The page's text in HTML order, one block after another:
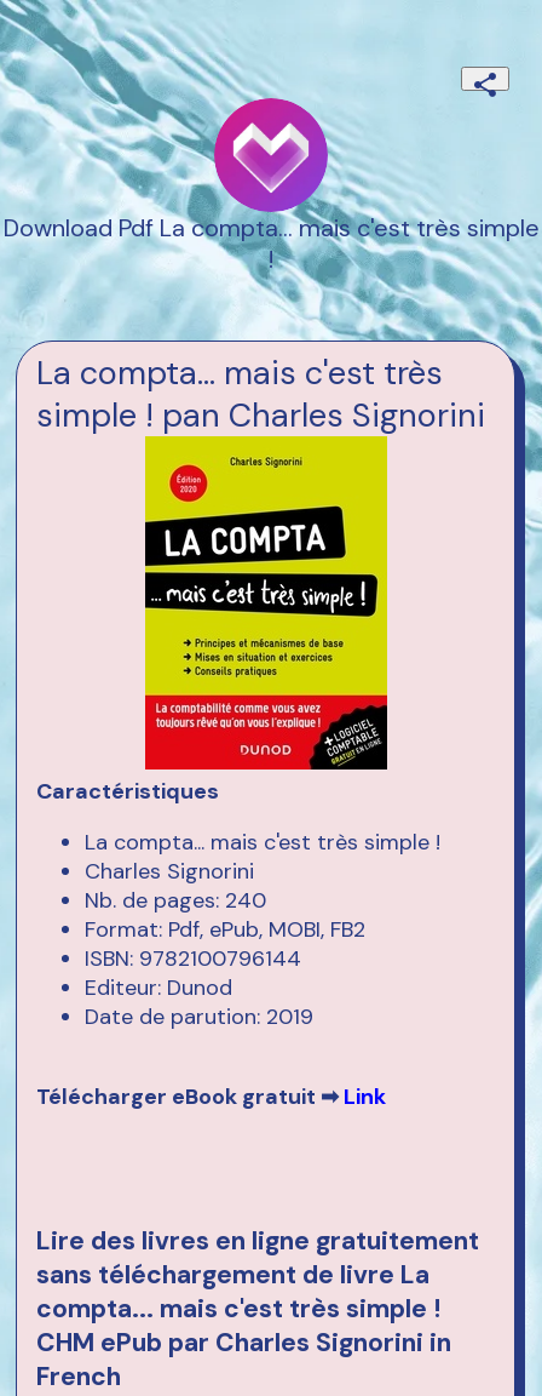
Download Pdf La compta... mais c'est très simple
!
La compta... mais c'est très
simple ! pan Charles Signorini
Caractéristiques
La compta... mais c'est très simple !
Charles Signorini
Nb. de pages: 240
Format: Pdf, ePub, MOBI, FB2
ISBN: 9782100796144
Editeur: Dunod
Date de parution: 2019
Télécharger eBook gratuit ➡Link
Lire des livres en ligne gratuitement
sans téléchargement de livre La
compta... mais c'est très simple !
CHM ePub par Charles Signorini in
French